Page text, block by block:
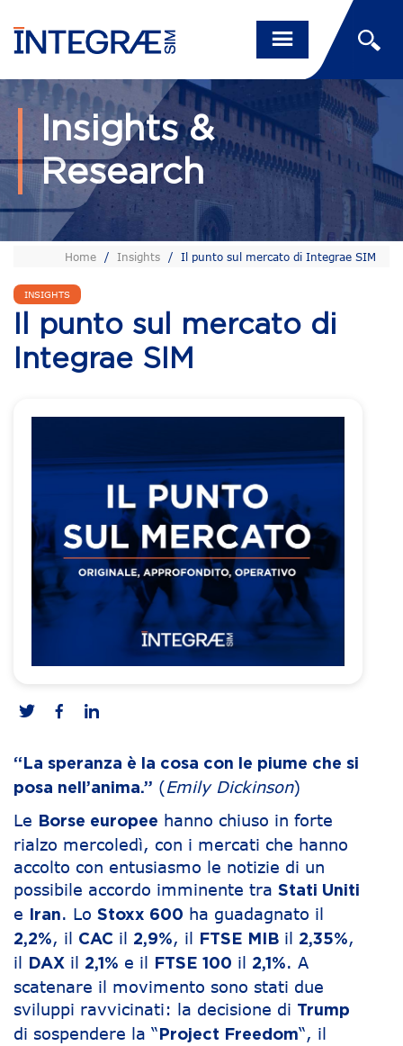
Insights &
Research
Home / Insights / Il punto sul mercato di Integrae SIM
INSIGHTS
Il punto sul mercato di
Integrae SIM
“La speranza è la cosa con le piume che si
posa nell’anima.” (Emily Dickinson)
Le
Borse europee hanno chiuso in forte
rialzo mercoledì, con i mercati che hanno
accolto con entusiasmo le notizie di un
possibile accordo imminente tra Stati Uniti
e Iran. Lo Stoxx 600 ha guadagnato il
2,2%, il CAC il 2,9%, il FTSE MIB il 2,35%,
il
DAX il 2,1% e il FTSE 100 il 2,1%. A
scatenare il movimento sono stati due
sviluppi ravvicinati: la decisione di Trump
di sospendere la “ Project Freedom“, il